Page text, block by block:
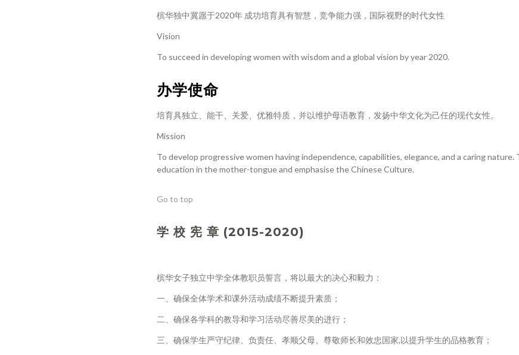
槟华独中冀愿于2020年 成功培育具有智慧，竞争能力强，国际视野的时代女性
Vision
To succeed in developing women with wisdom and a global vision by year 2020.
办学使命
培育具独立、能干、关爱、优雅特质，并以维护母语教育，发扬中华文化为己任的现代女性。
Mission
To develop progressive women having independence, capabilities, elegance, and a caring nature.
education in the mother-tongue and emphasise the Chinese Culture.
Go to top
学 校 宪 章 (2015-2020)
槟华女子独立中学全体教职员誓言，将以最大的决心和毅力：
一、确保全体学术和课外活动成绩不断提升素质；
二、确保各学科的教导和学习活动尽善尽美的进行；
三、确保学生严守纪律、负责任、孝顺父母、尊敬师长和效忠国家,以提升学生的品格教育；